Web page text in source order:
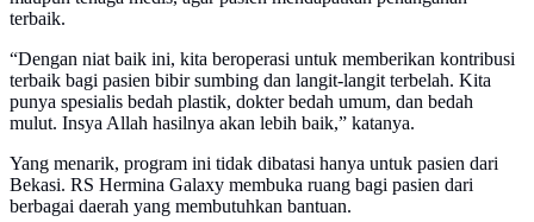
terbaik.
“Dengan niat baik ini, kita beroperasi untuk memberikan kontribusi
terbaik bagi pasien bibir sumbing dan langit-langit terbelah. Kita
punya spesialis bedah plastik, dokter bedah umum, dan bedah
mulut. Insya Allah hasilnya akan lebih baik,” katanya.
Yang menarik, program ini tidak dibatasi hanya untuk pasien dari
Bekasi. RS Hermina Galaxy membuka ruang bagi pasien dari
berbagai daerah yang membutuhkan bantuan.